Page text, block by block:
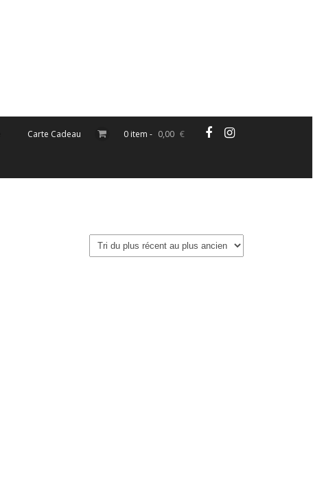
Carte Cadeau 0 item - 0,00 €